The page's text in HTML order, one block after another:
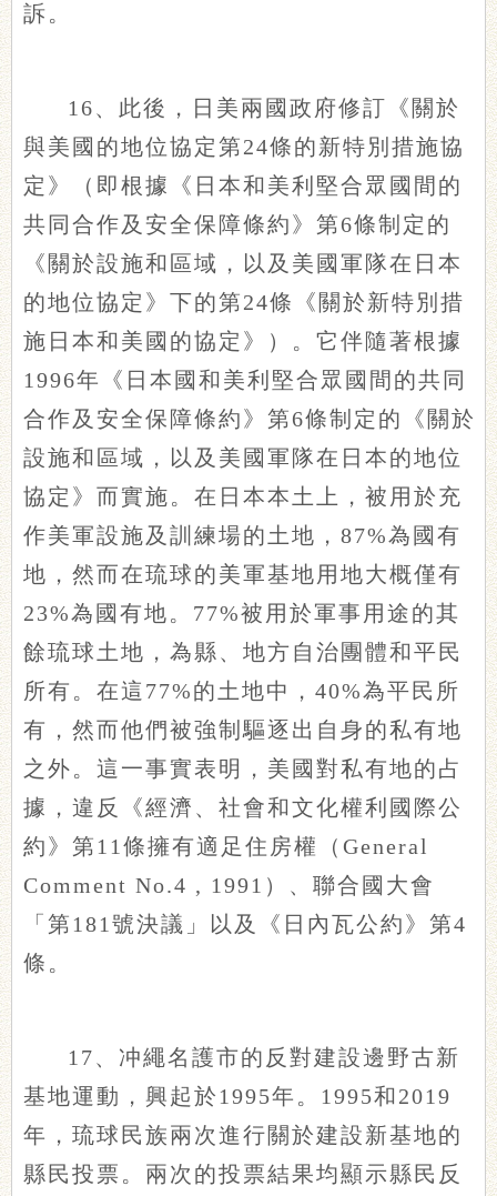
訴。
16、此後，日美兩國政府修訂《關於
與美國的地位協定第24條的新特別措施協
定》（即根據《日本和美利堅合眾國間的
共同合作及安全保障條約》第6條制定的
《關於設施和區域，以及美國軍隊在日本
的地位協定》下的第24條《關於新特別措
施日本和美國的協定》）。它伴隨著根據
1996年《日本國和美利堅合眾國間的共同
合作及安全保障條約》第6條制定的《關於
設施和區域，以及美國軍隊在日本的地位
協定》而實施。在日本本土上，被用於充
作美軍設施及訓練場的土地，87%為國有
地，然而在琉球的美軍基地用地大概僅有
23%為國有地。77%被用於軍事用途的其
餘琉球土地，為縣、地方自治團體和平民
所有。在這77%的土地中，40%為平民所
有，然而他們被強制驅逐出自身的私有地
之外。這一事實表明，美國對私有地的占
據，違反《經濟、社會和文化權利國際公
約》第11條擁有適足住房權（General
Comment No.4 , 1991）、聯合國大會
「第181號決議」以及《日內瓦公約》第4
條。
17、冲繩名護市的反對建設邊野古新
基地運動，興起於1995年。1995和2019
年，琉球民族兩次進行關於建設新基地的
縣民投票。兩次的投票結果均顯示縣民反